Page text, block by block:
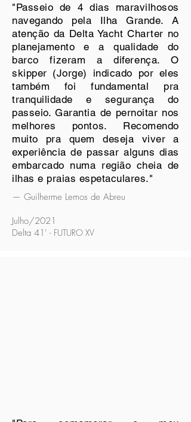
"Passeio de 4 dias maravilhosos
navegando pela Ilha Grande. A
atenção da Delta Yacht Charter no
planejamento e a qualidade do
barco fizeram a diferença. O
skipper (Jorge) indicado por eles
também foi fundamental pra
tranquilidade e segurança do
passeio. Garantia de pernoitar nos
melhores pontos. Recomendo
muito pra quem deseja viver a
experiência de passar alguns dias
embarcado numa região cheia de
ilhas e praias espetaculares."
— Guilherme Lemos de Abreu
Julho/2021
Delta 41' - FUTURO XV